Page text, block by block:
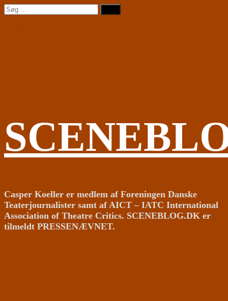
Videre
til
Søg
efter:
Casper Koeller er medlem af Foreningen Danske
Teaterjournalister samt af AICT – IATC International
Association of Theatre Critics. SCENEBLOG.DK er
tilmeldt PRESSENÆVNET.